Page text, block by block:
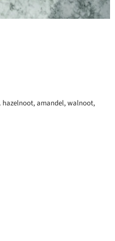
hazelnoot, amandel, walnoot,